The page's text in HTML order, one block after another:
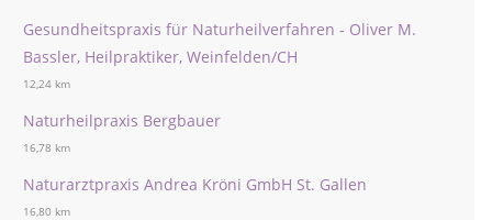
Gesundheitspraxis für Naturheilverfahren - Oliver M.
Bassler, Heilpraktiker, Weinfelden/CH
12,24 km
Naturheilpraxis Bergbauer
16,78 km
Naturarztpraxis Andrea Kröni GmbH St. Gallen
16,80 km